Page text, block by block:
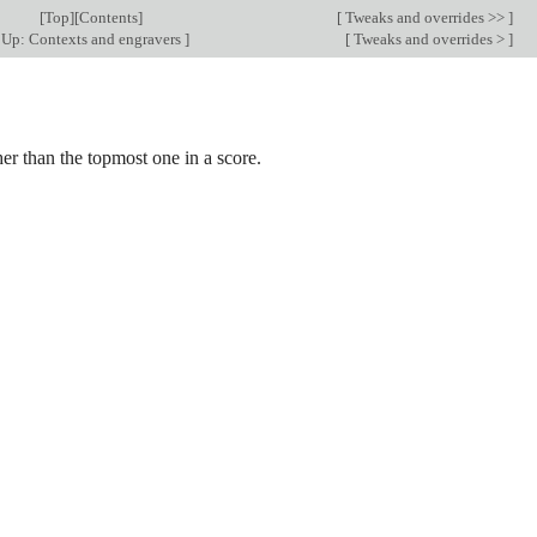
[Top][Contents] [ Tweaks and overrides >> ]
Contexts and engravers ] [ Tweaks and overrides > ]
than the topmost one in a score.